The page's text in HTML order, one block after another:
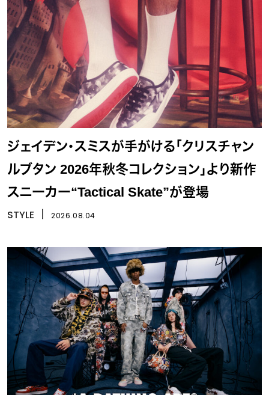
ジェイデン・スミスが手がける「クリスチャン
ルブタン 2026年秋冬コレクション」より新作
スニーカー“Tactical Skate”が登場
STYLE 2026.08.04